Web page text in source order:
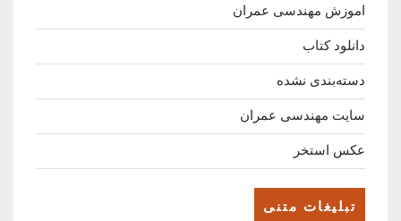
اموزش مهندسی عمران
دانلود کتاب
دسته‌بندی نشده
سایت مهندسی عمران
عکس استخر
تبلیغات متنی